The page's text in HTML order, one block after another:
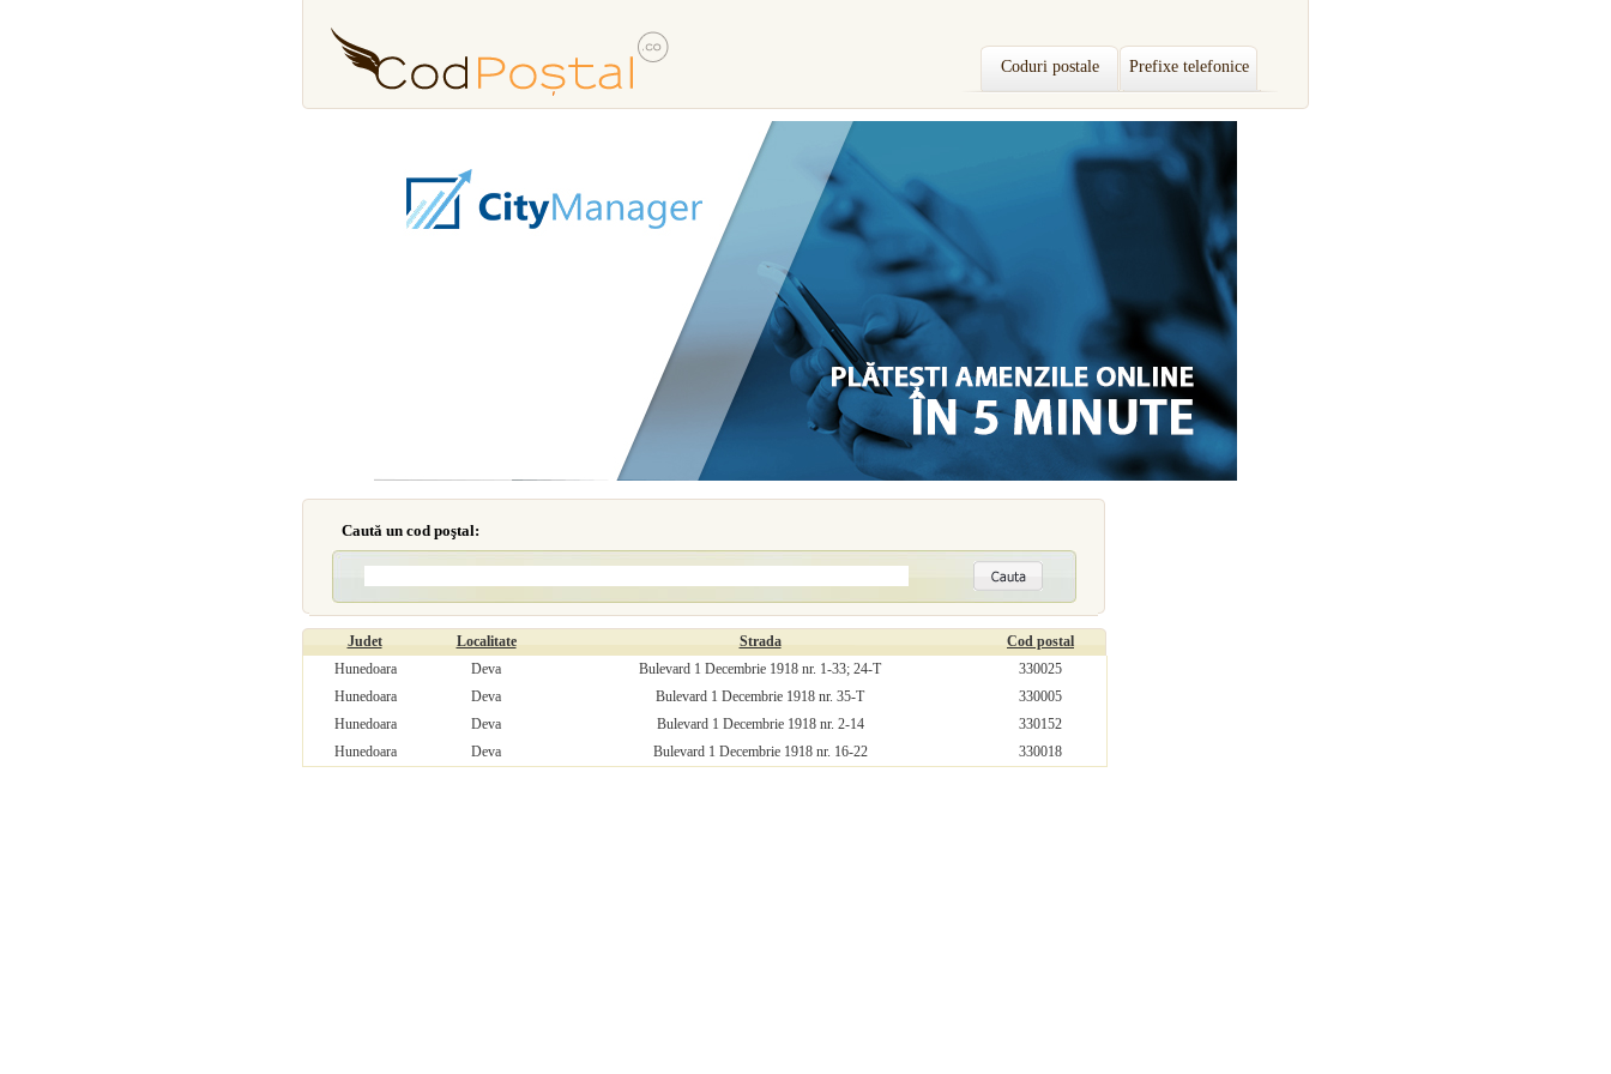
Coduri postale Prefixe telefonice
Caută un cod poştal:
Judet Localitate Strada
Cod postal
Hunedoara
Deva Bulevard 1 Decembrie 1918 nr. 1-33; 24-T
330025
Hunedoara
Deva Bulevard 1 Decembrie 1918 nr. 35-T
330005
Hunedoara
Deva Bulevard 1 Decembrie 1918 nr. 2-14
330152
Hunedoara
Deva Bulevard 1 Decembrie 1918 nr. 16-22 330018